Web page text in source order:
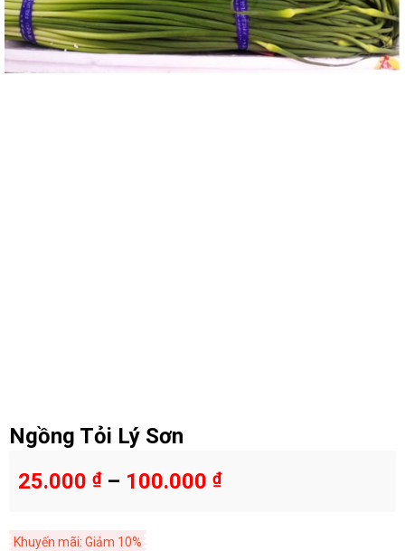
Ngồng Tỏi Lý Sơn
25.000 ₫– 100.000 ₫
Khuyến mãi: Giảm 10%